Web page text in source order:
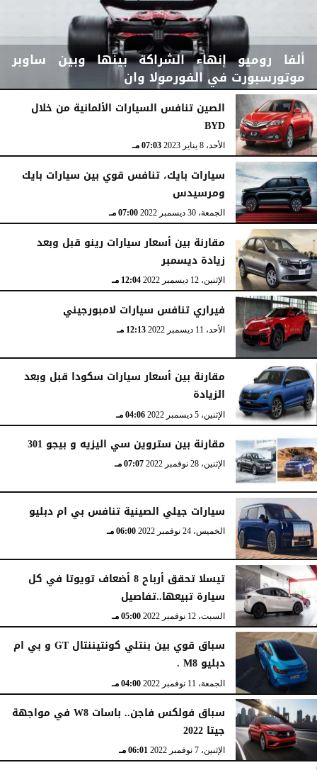
ألفا روميو إنهاء الشراكة بينها وبين ساوبر
موتورسبورت في الفورمولا وان
الخميس، 23 نوفمبر 2023 04:31 مـ
الصين تنافس السيارات الألمانية من خلال
BYD
الأحد، 8 يناير 2023 07:03 مـ
سيارات بايك، تنافس قوي بين سيارات بايك
ومرسيدس
الجمعة، 30 ديسمبر 2022 07:00 مـ
مقارنة بين أسعار سيارات رينو قبل وبعد
زيادة ديسمبر
الإثنين، 12 ديسمبر 2022 12:04 مـ
فيراري تنافس سيارات لامبورجيني
الأحد، 11 ديسمبر 2022 12:13 مـ
مقارنة بين أسعار سيارات سكودا قبل وبعد
الزيادة
الإثنين، 5 ديسمبر 2022 04:06 مـ
مقارنة بين ستروين سي اليزيه و بيجو 301
الإثنين، 28 نوفمبر 2022 07:07 مـ
سيارات جيلي الصينية تنافس بي ام دبليو
الخميس، 24 نوفمبر 2022 06:00 مـ
تيسلا تحقق أرباح 8 أضعاف تويوتا في كل
سيارة تبيعها..تفاصيل
السبت، 12 نوفمبر 2022 05:00 مـ
سباق قوي بين بنتلي كونتيننتال GT و بي ام
دبليو M8 .
الجمعة، 11 نوفمبر 2022 04:00 مـ
سباق فولكس فاجن.. باسات W8 في مواجهة
جيتا 2022
الإثنين، 7 نوفمبر 2022 06:01 مـ